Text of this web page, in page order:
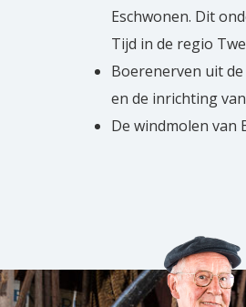
Eschwonen. Dit
Tijd in de regio
Boerenerven uit
en de inrichting
De windmolen van